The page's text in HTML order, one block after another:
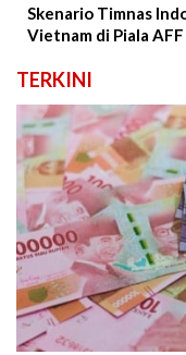
Skenario Timnas
Vietnam di Piala
TERKINI